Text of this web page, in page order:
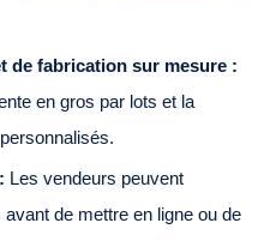
de fabrication sur mesure :
en gros par lots et la
Les vendeurs peuvent
de mettre en ligne ou de